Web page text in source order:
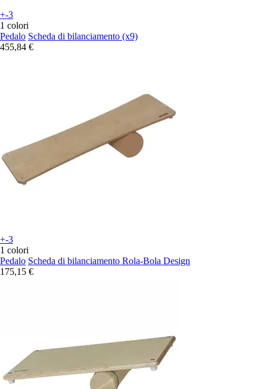
+-3
1 colori
Pedalo Scheda di bilanciamento (x9)
455,84 €
+-3
1 colori
Pedalo Scheda di bilanciamento Rola-Bola Design
175,15 €